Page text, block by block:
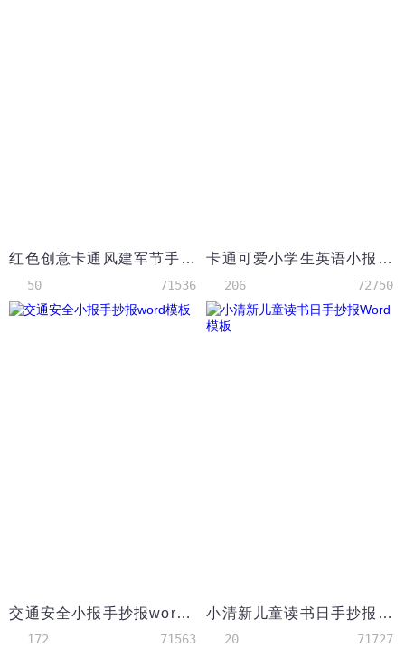
红色创意卡通风建军节手抄小报Word模板
50 71536
卡通可爱小学生英语小报手抄报Word模板
206 72750
交通安全小报手抄报word模板
172 71563
小清新儿童读书日手抄报Word模板
20 71727